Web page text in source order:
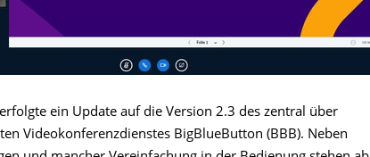
ein Update auf die Version 2.3 des zentral über
Videokonferenzdienstes BigBlueButton (BBB). Neben